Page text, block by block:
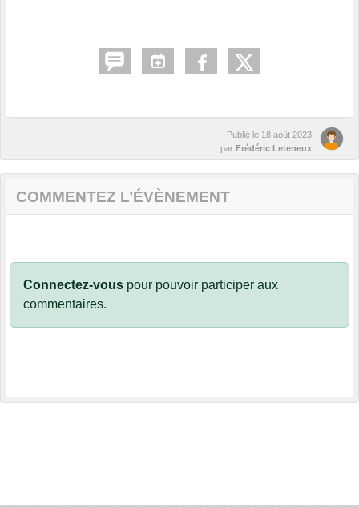
Publié le 18 août 2023
par Frédéric Leteneux
COMMENTEZ L’ÉVÈNEMENT
Connectez-vous pour pouvoir participer aux
commentaires.